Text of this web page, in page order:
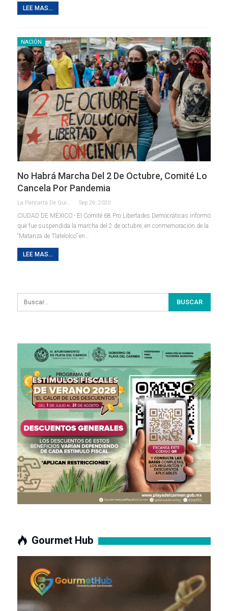
LEE MAS...
NACIÓN
No Habrá Marcha Del 2 De Octubre, Comité Lo
Cancela Por Pandemia
Sep 29, 2020
CIUDAD DE MÉXICO.- El Comité 68 Pro Libertades Democráticas informó
que fue suspendida la marcha del 2 de octubre, en conmemoración de la
“Matanza de Tlatelolco” en
LEE MAS...
Gourmet Hub